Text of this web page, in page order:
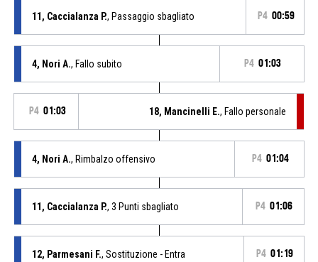
11, Caccialanza P., Passaggio sbagliato P4 00:59
4, Nori A., Fallo subito P4 01:03
P4 01:03 18, Mancinelli E., Fallo personale
4, Nori A., Rimbalzo offensivo P4 01:04
11, Caccialanza P., 3 Punti sbagliato P4 01:06
12, Parmesani F., Sostituzione - Entra P4 01:19